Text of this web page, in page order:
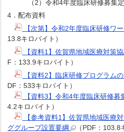
（2）令和4年度臨床研修募集定
4．配布資料
【次第】令和2年度臨床研修ワ
13.8キロバイト）
【資料1】佐賀県地域医療対策
F：133.9キロバイト）
【資料2】臨床研修プログラム
DF：533キロバイト）
【資料3】令和4年度臨床研修
4.2キロバイト）
【参考資料1】佐賀県地域医療
ググループ設置要綱
（PDF：103.8